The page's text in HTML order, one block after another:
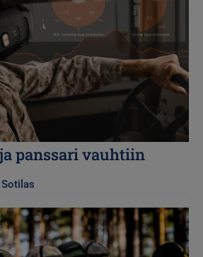
panssari vauhtiin